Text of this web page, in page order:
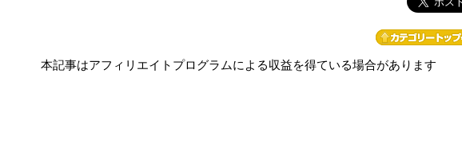
本記事はアフィリエイトプログラムによる収益を得ている場合があります